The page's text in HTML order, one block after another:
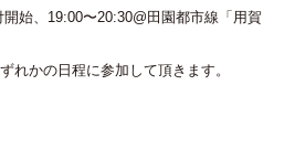
開始、19:00〜20:30@田園都市線「用賀
れかの日程に参加して頂きます。